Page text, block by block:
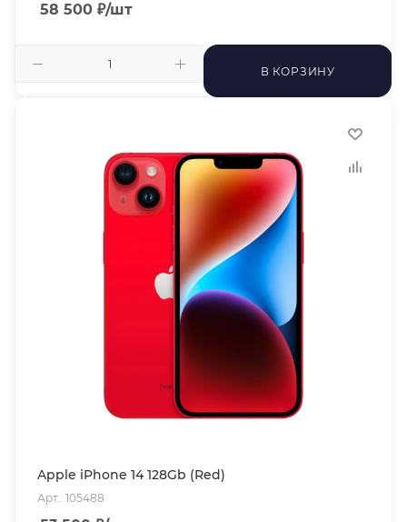
58 500 ₽/шт
В КОРЗИНУ
Apple iPhone 14 128Gb (Red)
Арт.: 105488